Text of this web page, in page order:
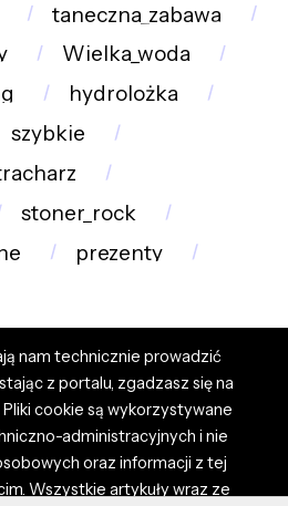
taneczna_zabawa
Wielka_woda
hydrolożka
szybkie
stoner_rock
prezenty
nam technicznie prowadzić
z portalu, zgadzasz się na
cookie są wykorzystywane
administracyjnych i nie
oraz informacji z tej
Wszystkie artykuły wraz ze